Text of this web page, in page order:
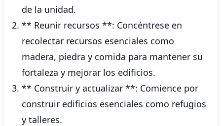
de la unidad.
** Reunir recursos **: Concéntrese en
recolectar recursos esenciales como
madera, piedra y comida para mantener su
fortaleza y mejorar los edificios.
** Construir y actualizar **: Comience por
construir edificios esenciales como refugios
y talleres.